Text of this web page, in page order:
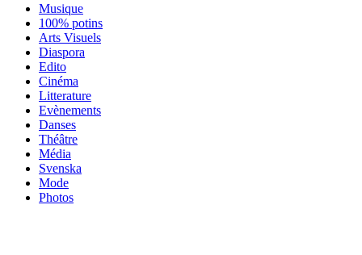
Musique
100% potins
Arts Visuels
Diaspora
Edito
Cinéma
Litterature
Evènements
Danses
Théâtre
Média
Svenska
Mode
Photos